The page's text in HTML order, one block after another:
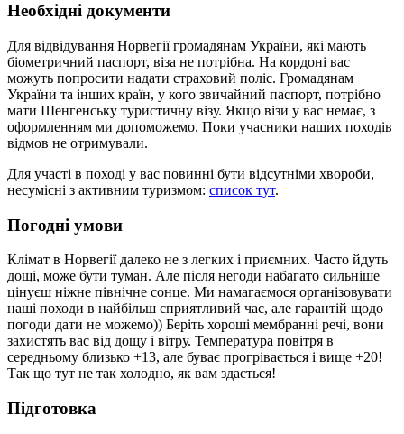
Необхідні документи
Для відвідування Норвегії громадянам України, які мають
біометричний паспорт, віза не потрібна. На кордоні вас
можуть попросити надати страховий поліс. Громадянам
України та інших країн, у кого звичайний паспорт, потрібно
мати Шенгенську туристичну візу. Якщо візи у вас немає, з
оформленням ми допоможемо. Поки учасники наших походів
відмов не отримували.
Для участі в поході у вас повинні бути відсутніми хвороби,
несумісні з активним туризмом: список тут.
Погодні умови
Клімат в Норвегії далеко не з легких і приємних. Часто йдуть
дощі, може бути туман. Але після негоди набагато сильніше
цінуєш ніжне північне сонце. Ми намагаємося організовувати
наші походи в найбільш сприятливий час, але гарантій щодо
погоди дати не можемо)) Беріть хороші мембранні речі, вони
захистять вас від дощу і вітру. Температура повітря в
середньому близько +13, але буває прогрівається і вище +20!
Так що тут не так холодно, як вам здається!
Підготовка